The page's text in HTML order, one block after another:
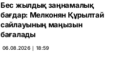
Бес жылдық заңнамалық
бағдар: Мелконян Құрылтай
сайлауының маңызын
бағалады
06.08.2026 ∣ 18:59